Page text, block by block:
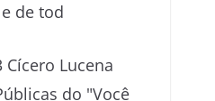
de tod